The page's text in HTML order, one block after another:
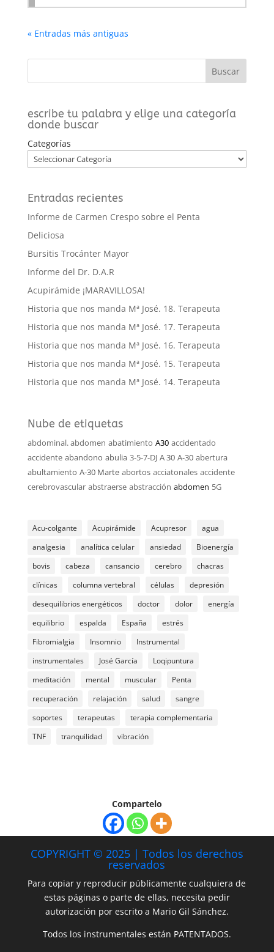
« Entradas más antiguas
escribe tu palabra y elige una categoría
donde buscar
Categorías
Entradas recientes
Informe de Carmen Crespo sobre el Penta
Deliciosa
Bursitis Trocánter Mayor
Informe del Dr. D.A.R
Acupirámide ¡MARAVILLOSA!
Historia que nos manda Mª José. 18. Terapeuta
Historia que nos manda Mª José. 17. Terapeuta
Historia que nos manda Mª José. 16. Terapeuta
Historia que nos manda Mª José. 15. Terapeuta
Historia que nos manda Mª José. 14. Terapeuta
Nube de etiquetas
abdominal. abdomen abatimiento A30 accidentado
accidente abandono abulia 3-5-7-DJ A 30 A-30 abertura
abultamiento A-30 Marte abortos acciatonales accidente
cerebrovascular abstraerse abstracción abdomen 5G
Acu-colgante Acupirámide Acupresor
agua
analgesia
analítica celular ansiedad
Bioenergía
bovis
cabeza cansancio cerebro
chacras
clínicas
columna vertebral células
depresión
desequilibrios energéticos
doctor dolor
energía
equilibrio
espalda España
estrés
Fibromialgia
Insomnio
Instrumental
instrumentales
José García
Loqipuntura
meditación
mental muscular
Penta
recuperación
relajación salud
sangre
soportes
terapeutas
terapia complementaria
TNF
tranquilidad vibración
Compartelo
COPYRIGHT © 2025 | Todos los derechos
reservados
Para copiar y reproducir públicamente cualquiera de
estas páginas o parte de ellas, necesita pedir
autorización por escrito a Mario Gil Sánchez.
Todos los instrumentales están PATENTADOS.